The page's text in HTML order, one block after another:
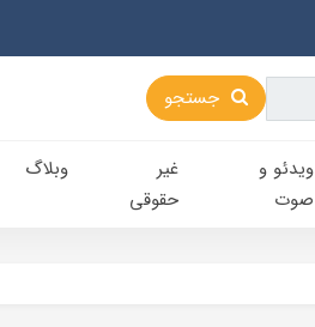
جستجو
ویدئو و
صوت
غیر
حقوقی
وبلاگ